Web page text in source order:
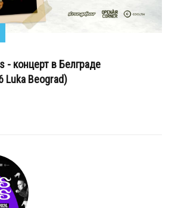
- концерт в Белграде
Luka Beograd)